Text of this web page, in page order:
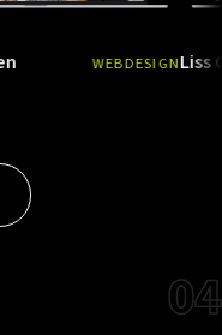
WEBDESIGN Ansehen
Liss Care
04